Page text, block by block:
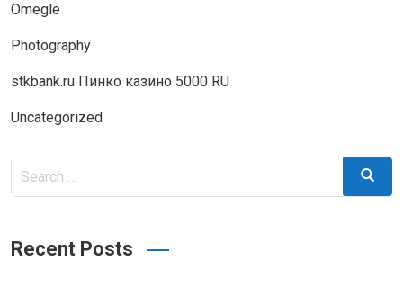
Omegle
Photography
stkbank.ru Пинко казино 5000 RU
Uncategorized
Search
Search
Recent Posts